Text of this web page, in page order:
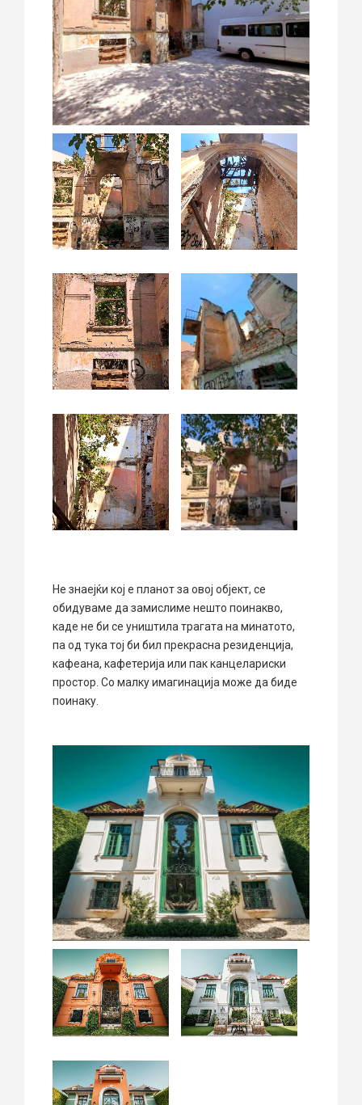
Не знаејќи кој е планот за овој објект, се
обидуваме да замислиме нешто поинакво,
каде не би се уништила трагата на минатото,
па од тука тој би бил прекрасна резиденција,
кафеана, кафетерија или пак канцелариски
простор. Со малку имагинација може да биде
поинаку.